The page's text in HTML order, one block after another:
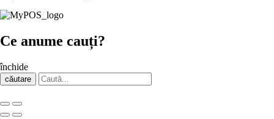
Ce anume cauți?
închide
căutare